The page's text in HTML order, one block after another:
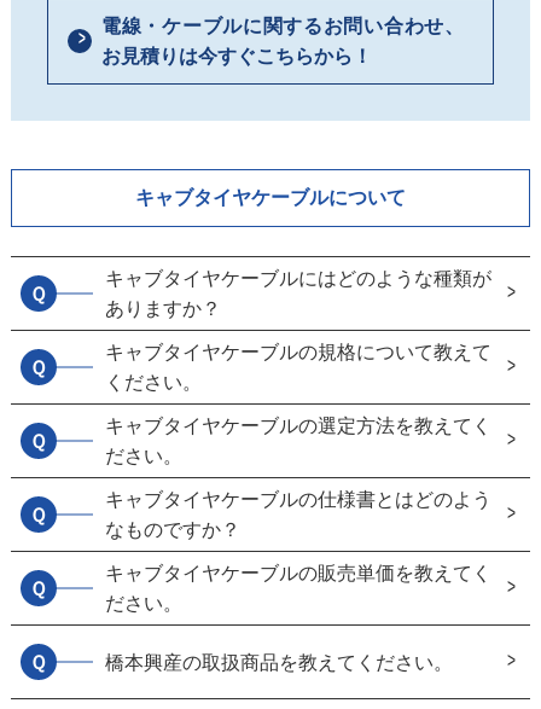
電線・ケーブルに関するお問い合わせ、
お見積りは今すぐこちらから！
キャブタイヤケーブルについて
Ｑ
キャブタイヤケーブルにはどのような種類が
ありますか？
Ｑ
キャブタイヤケーブルの規格について教えて
ください。
Ｑ
キャブタイヤケーブルの選定方法を教えてく
ださい。
Ｑ
キャブタイヤケーブルの仕様書とはどのよう
なものですか？
Ｑ
キャブタイヤケーブルの販売単価を教えてく
ださい。
Ｑ 橋本興産の取扱商品を教えてください。